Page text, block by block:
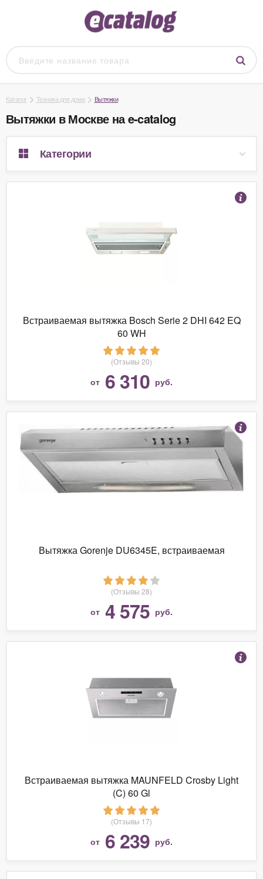
Каталог Техника для дома Вытяжки
Вытяжки в Москве на e-catalog
Категории
Встраиваемая вытяжка Bosch Serie 2 DHI 642 EQ
60 WH
(Отзывы 20)
от 6 310 руб.
Вытяжка Gorenje DU6345E, встраиваемая
(Отзывы 28)
от 4 575 руб.
Встраиваемая вытяжка MAUNFELD Crosby Light
(C) 60 Gl
(Отзывы 17)
от 6 239 руб.